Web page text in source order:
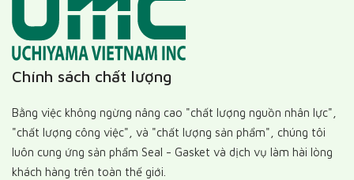
Chính sách chất lượng
Bằng việc không ngừng nâng cao "chất lượng nguồn nhân lực",
"chất lượng công việc", và "chất lượng sản phẩm", chúng tôi
luôn cung ứng sản phẩm Seal - Gasket và dịch vụ làm hài lòng
khách hàng trên toàn thế giới.